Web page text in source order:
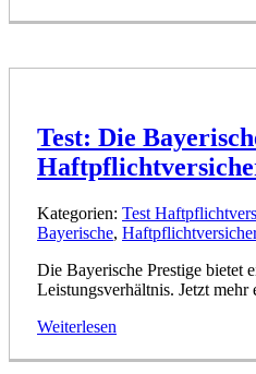
Test: Die
Kategorien: Test
Bayerische,
Die Bayerische Prestige bietet
Leistungsverhältnis. Jetzt mehr
Weiterlesen